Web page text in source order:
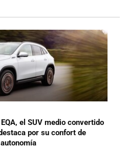
el SUV medio convertido
por su confort de